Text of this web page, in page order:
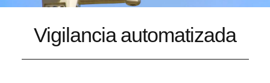
Vigilancia automatizada